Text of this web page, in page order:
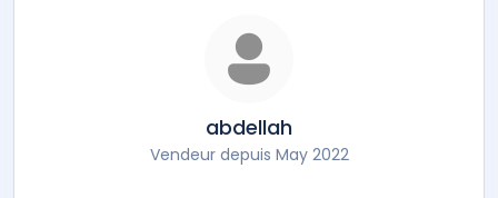
abdellah
Vendeur depuis May 2022